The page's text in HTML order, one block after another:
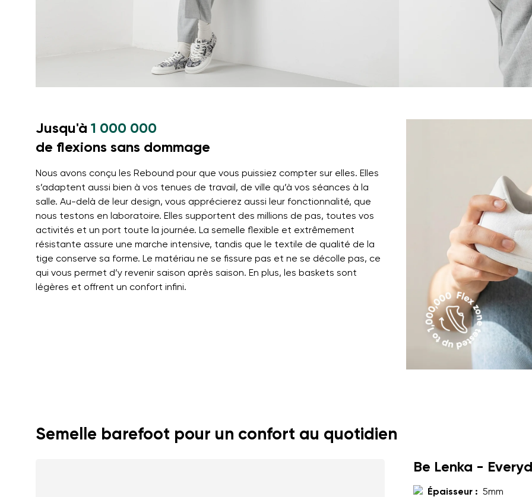
Jusqu'à 1 000 000
de flexions sans dommage
Nous avons conçu les Rebound pour que vous puissiez compter sur elles. Elles
s’adaptent aussi bien à vos tenues de travail, de ville qu’à vos séances à la
salle. Au-delà de leur design, vous apprécierez aussi leur fonctionnalité, que
nous testons en laboratoire. Elles supportent des millions de pas, toutes vos
activités et un port toute la journée. La semelle flexible et extrêmement
résistante assure une marche intensive, tandis que le textile de qualité de la
tige conserve sa forme. Le matériau ne se fissure pas et ne se décolle pas, ce
qui vous permet d’y revenir saison après saison. En plus, les baskets sont
légères et offrent un confort infini.
Semelle barefoot pour un confort au quotidien
Be Lenka -
Épaisseur : 5mm